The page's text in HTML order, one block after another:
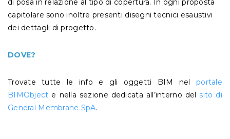
di posa in relazione al tipo di copertura. In ogni proposta
capitolare sono inoltre presenti disegni tecnici esaustivi
dei dettagli di progetto.
DOVE?
Trovate tutte le info e gli oggetti BIM nelportale
BIMObject e nella sezione dedicata all’interno del sito di
General Membrane SpA.